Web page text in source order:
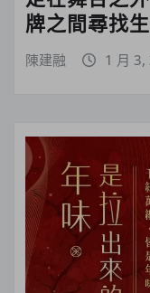
牌之間尋找
陳建融 1 月 3,